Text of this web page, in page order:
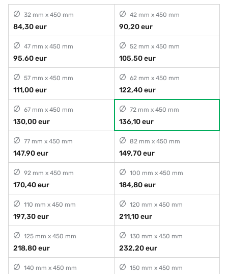
32 mm x 450 mm
84,30 eur
42 mm x 450 mm
90,20 eur
47 mm x 450 mm
95,60 eur
52 mm x 450 mm
105,50 eur
57 mm x 450 mm
111,00 eur
62 mm x 450 mm
122,40 eur
67 mm x 450 mm
130,00 eur
72 mm x 450 mm
136,10 eur
77 mm x 450 mm
147,90 eur
82 mm x 450 mm
149,70 eur
92 mm x 450 mm
170,40 eur
100 mm x 450 mm
184,80 eur
110 mm x 450 mm
197,30 eur
120 mm x 450 mm
211,10 eur
125 mm x 450 mm
218,80 eur
130 mm x 450 mm
232,20 eur
140 mm x 450 mm 150 mm x 450 mm